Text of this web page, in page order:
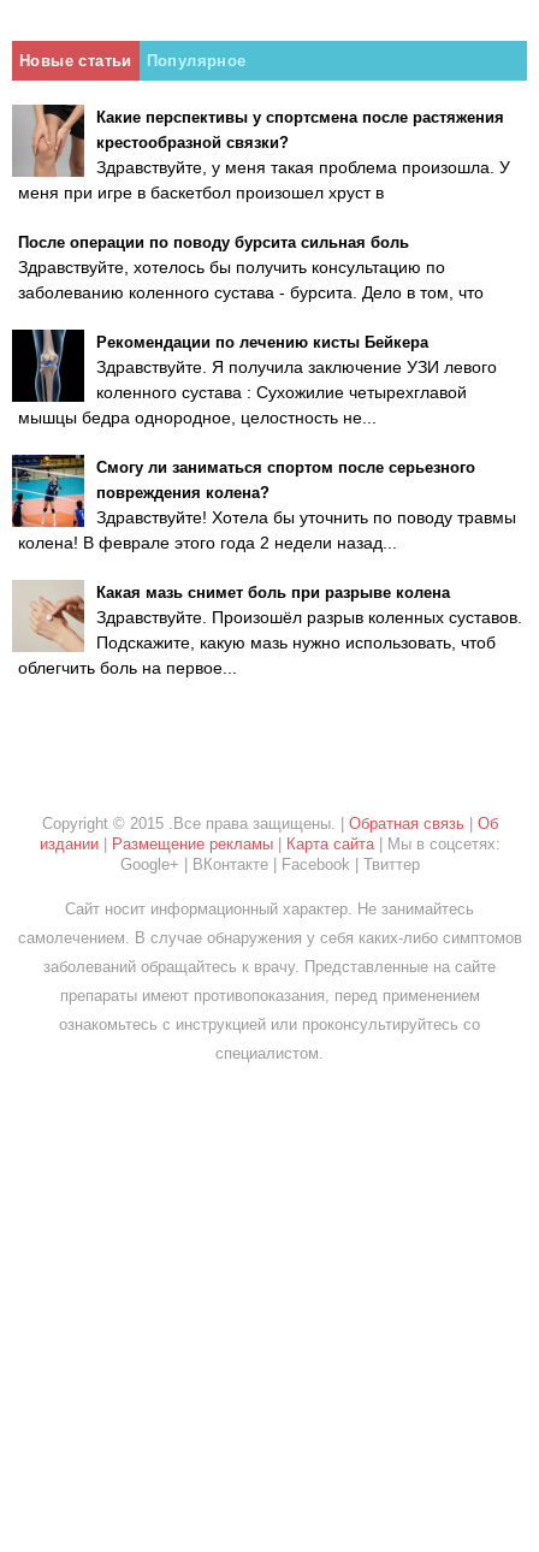
Новые статьи Популярное
Какие перспективы у спортсмена после растяжения
крестообразной связки?
Здравствуйте, у меня такая проблема произошла. У
меня при игре в баскетбол произошел хруст в
После операции по поводу бурсита сильная боль
Здравствуйте, хотелось бы получить консультацию по
заболеванию коленного сустава - бурсита. Дело в том, что
Рекомендации по лечению кисты Бейкера
Здравствуйте. Я получила заключение УЗИ левого
коленного сустава : Сухожилие четырехглавой
мышцы бедра однородное, целостность не...
Смогу ли заниматься спортом после серьезного
повреждения колена?
Здравствуйте! Хотела бы уточнить по поводу травмы
колена! В феврале этого года 2 недели назад...
Какая мазь снимет боль при разрыве колена
Здравствуйте. Произошёл разрыв коленных суставов.
Подскажите, какую мазь нужно использовать, чтоб
облегчить боль на первое...
Copyright © 2015 .Все права защищены. | Обратная связь| Об
издании| Размещение рекламы| Карта сайта| Мы в соцсетях:
Google+ | ВКонтакте | Facebook | Твиттер
Сайт носит информационный характер. Не занимайтесь
самолечением. В случае обнаружения у себя каких-либо симптомов
заболеваний обращайтесь к врачу. Представленные на сайте
препараты имеют противопоказания, перед применением
ознакомьтесь с инструкцией или проконсультируйтесь со
специалистом.